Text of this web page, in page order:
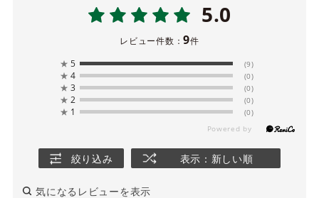
5.0
レビュー件数：9件
★ 5 (9)
★ 4 (0)
★ 3 (0)
★ 2 (0)
★ 1 (0)
絞り込み 表示：新しい順
気になるレビューを表示